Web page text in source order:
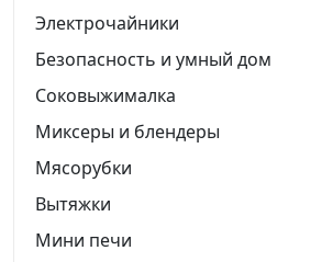
Электрочайники
Безопасность и умный дом
Соковыжималка
Миксеры и блендеры
Мясорубки
Вытяжки
Мини печи